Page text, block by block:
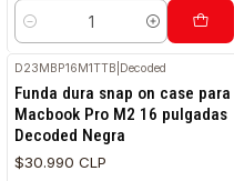
Cantidad
D23MBP16M1TTB Decoded
Funda dura snap on case para
Macbook Pro M2 16 pulgadas
Decoded Negra
$30.990 CLP